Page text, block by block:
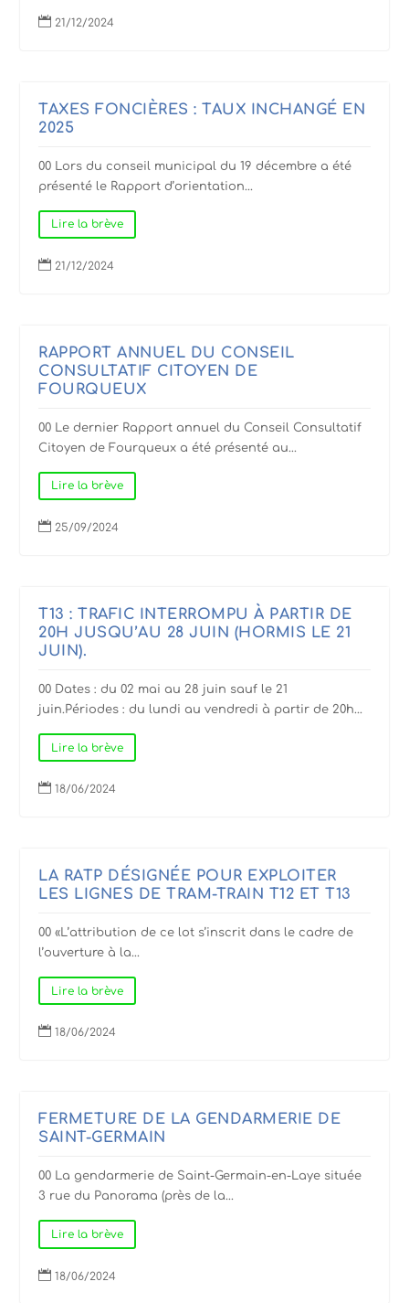
 21/12/2024
TAXES FONCIÈRES : TAUX INCHANGÉ EN
2025
00 Lors du conseil municipal du 19 décembre a été
présenté le Rapport d’orientation...
Lire la brève
 21/12/2024
RAPPORT ANNUEL DU CONSEIL
CONSULTATIF CITOYEN DE
FOURQUEUX
00 Le dernier Rapport annuel du Conseil Consultatif
Citoyen de Fourqueux a été présenté au...
Lire la brève
 25/09/2024
T13 : TRAFIC INTERROMPU À PARTIR DE
20H JUSQU’AU 28 JUIN (HORMIS LE 21
JUIN).
00 Dates : du 02 mai au 28 juin sauf le 21
juin.Périodes : du lundi au vendredi à partir de 20h...
Lire la brève
 18/06/2024
LA RATP DÉSIGNÉE POUR EXPLOITER
LES LIGNES DE TRAM-TRAIN T12 ET T13
00 «L’attribution de ce lot s’inscrit dans le cadre de
l’ouverture à la...
Lire la brève
 18/06/2024
FERMETURE DE LA GENDARMERIE DE
SAINT-GERMAIN
00 La gendarmerie de Saint-Germain-en-Laye située
3 rue du Panorama (près de la...
Lire la brève
 18/06/2024